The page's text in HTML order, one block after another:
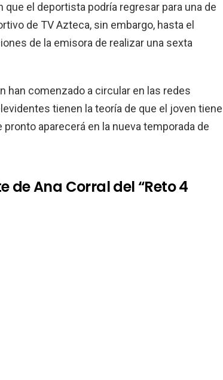
el deportista podría regresar para una de
de TV Azteca, sin embargo, hasta el
de la emisora ​​de realizar una sexta
han comenzado a circular en las redes
tienen la teoría de que el joven tiene
pronto aparecerá en la nueva temporada de
de Ana Corral del “Reto 4